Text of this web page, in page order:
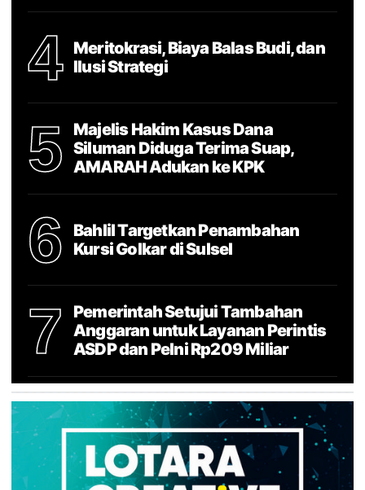
4
Meritokrasi, Biaya Balas Budi, dan
Ilusi Strategi
5
Majelis Hakim Kasus Dana
Siluman Diduga Terima Suap,
AMARAH Adukan ke KPK
6
Bahlil Targetkan Penambahan
Kursi Golkar di Sulsel
7
Pemerintah Setujui Tambahan
Anggaran untuk Layanan Perintis
ASDP dan Pelni Rp209 Miliar